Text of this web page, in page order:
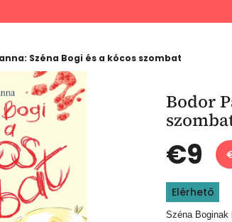
Széna Bogi és a kócos szombat
Bodor
€9
Egységár:
Elérhető
Széna Boginak